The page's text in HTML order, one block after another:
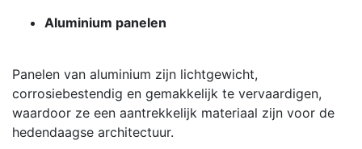
Aluminium panelen
Panelen van aluminium zijn lichtgewicht,
corrosiebestendig en gemakkelijk te vervaardigen,
waardoor ze een aantrekkelijk materiaal zijn voor de
hedendaagse architectuur.